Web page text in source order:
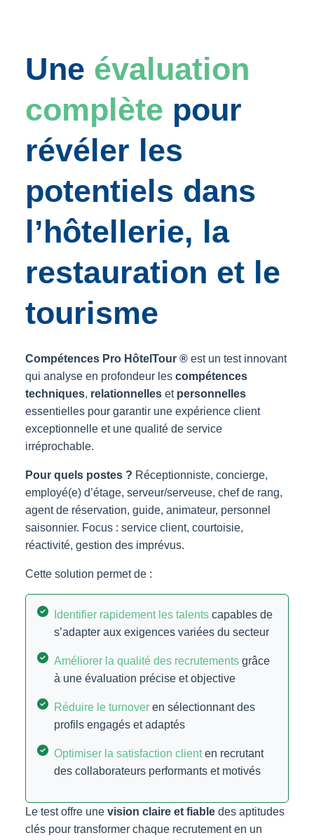
Une évaluation
complète pour
révéler les
potentiels dans
l’hôtellerie, la
restauration et le
tourisme
Compétences Pro HôtelTour ® est un test innovant
qui analyse en profondeur les compétences
techniques, relationnelles et personnelles
essentielles pour garantir une expérience client
exceptionnelle et une qualité de service
irréprochable.
Pour quels postes ? Réceptionniste, concierge,
employé(e) d’étage, serveur/serveuse, chef de rang,
agent de réservation, guide, animateur, personnel
saisonnier. Focus : service client, courtoisie,
réactivité, gestion des imprévus.
Cette solution permet de :
Identifier rapidement les talents capables de
s’adapter aux exigences variées du secteur
Améliorer la qualité des recrutements grâce
à une évaluation précise et objective
Réduire le turnover en sélectionnant des
profils engagés et adaptés
Optimiser la satisfaction clienten recrutant
des collaborateurs performants et motivés
Le test offre une vision claire et fiable des aptitudes
clés pour transformer chaque recrutement en un